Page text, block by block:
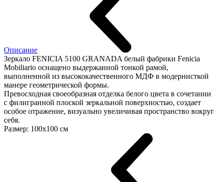
Описание
Зеркало FENICIA 5100 GRANADA белый фабрики Fenicia
Mobiliario оснащено выдержанной тонкой рамой,
выполненной из высококачественного МДФ в модернисткой
манере геометрической формы.
Превосходная своеобразная отделка белого цвета в сочетании
с филигранной плоской зеркальной поверхностью, создает
особое отражение, визуально увеличивая пространство вокруг
себя.
Размер: 100х100 см